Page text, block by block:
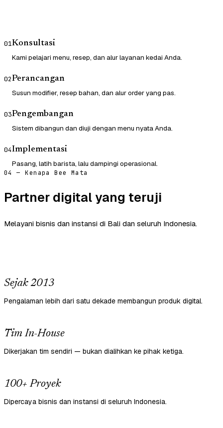
01Konsultasi
Kami pelajari menu, resep, dan alur layanan kedai Anda.
02Perancangan
Susun modifier, resep bahan, dan alur order yang pas.
03Pengembangan
Sistem dibangun dan diuji dengan menu nyata Anda.
04Implementasi
Pasang, latih barista, lalu dampingi operasional.
04 — Kenapa Bee Mata
Partner digital yang teruji
Melayani bisnis dan instansi di Bali dan seluruh Indonesia.
Sejak 2013
Pengalaman lebih dari satu dekade membangun produk digital.
Tim In-House
Dikerjakan tim sendiri — bukan dialihkan ke pihak ketiga.
100+ Proyek
Dipercaya bisnis dan instansi di seluruh Indonesia.